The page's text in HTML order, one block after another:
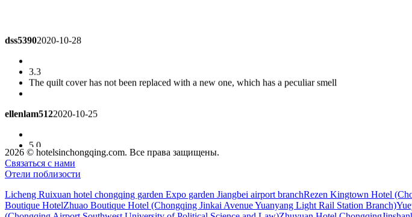
The quilt cover has not been replaced with a new one, which has a peculiar smell
Thank Vice Manager Wang Ling, front desk Liu Yan and Wang Jun for their warm service.
Jessie W2020-10-19
5.0
2026 © hotelsinchongqing.com. Все права защищены.
Связаться с нами
Отели поблизости
Licheng Ruixuan hotel chongqing garden Expo garden Jiangbei airport branchRezen Kingtown Hotel
Boutique HotelZhuao Boutique Hotel (Chongqing Jinkai Avenue Yuanyang Light Rail Station Branch)